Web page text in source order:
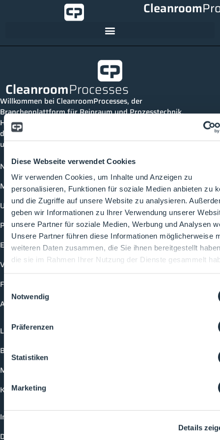
Diese Webseite verwendet Cookies
Wir verwenden Cookies, um Inhalte und Anzeigen zu
personalisieren, Funktionen für soziale Medien anbieten zu
und die Zugriffe auf unsere Website zu analysieren.
geben wir Informationen zu Ihrer Verwendung unserer
unsere Partner für soziale Medien, Werbung und Analysen
Unsere Partner führen diese Informationen möglicherweise
weiteren Daten zusammen, die Sie ihnen bereitgestellt
die sie im Rahmen Ihrer Nutzung der Dienste gesammelt
Einwilligungsauswahl
Notwendig
Präferenzen
Statistiken
Marketing
Details
Cleanroom
CleanroomProcesses
Willkommen bei CleanroomProcesses, der
Branchenplattform für Reinraum und Prozesstechnik.
Hier bleibst du immer auf dem neuesten Stand, kannst
dich mit anderen verknüpfen und alle relevanten Themen
und Events der Branche entdecken.
News
Mediathek
Unternehmen
Produkte
Events
Vorträge
Future-Faces
Academy
Login
Buchungsmöglichkeiten
Medienformate
Kontakt
Impressum
Datenschutzerklärung